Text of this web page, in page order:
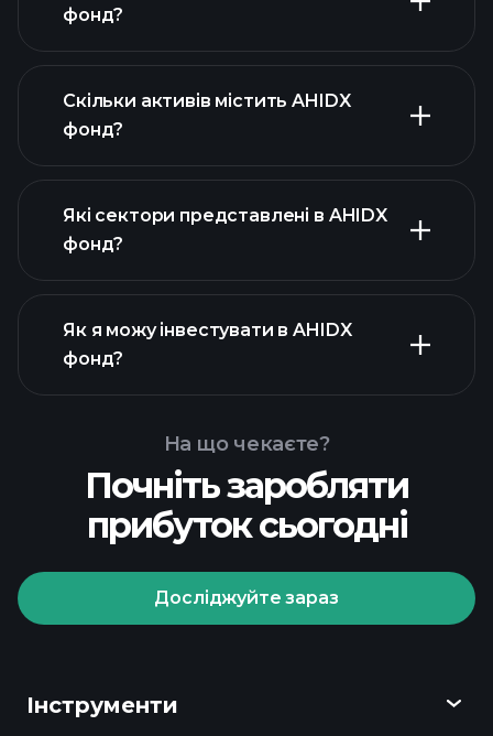
активів AHIDX фонд
фонд?
активів
AHIDX фонд
Скільки активів містить AHIDX
фонд?
Які сектори представлені в AHIDX
фонд?
Як я можу інвестувати в AHIDX
фонд?
Playtrade Tournaments
На що чекаєте?
Почніть заробляти
прибуток сьогодні
Досліджуйте зараз
Інструменти